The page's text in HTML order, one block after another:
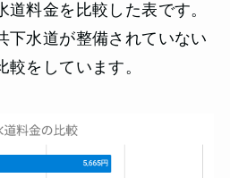
料金を比較した表です。
下水道が整備されていない
をしています。